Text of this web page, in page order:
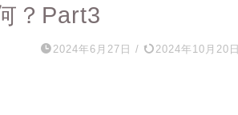
？Part3
2024年6月27日 / 2024年10月20日